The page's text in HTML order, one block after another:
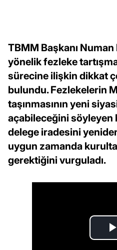
TBMM Başkanı
yönelik fezleke
sürecine ilişkin dikkat
bulundu. Fezlekelerin
taşınmasının yeni
açabileceğini söyleyen
delege iradesini
uygun zamanda
gerektiğini vurguladı.